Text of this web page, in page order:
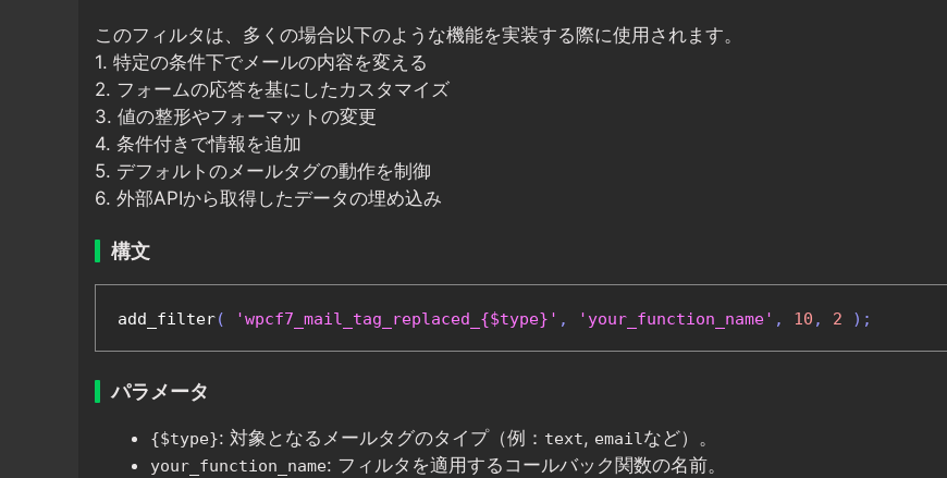
このフィルタは、多くの場合以下のような機能を実装する際に使用されます。
1. 特定の条件下でメールの内容を変える
2. フォームの応答を基にしたカスタマイズ
3. 値の整形やフォーマットの変更
4. 条件付きで情報を追加
5. デフォルトのメールタグの動作を制御
6. 外部APIから取得したデータの埋め込み
構文
add_filter( 'wpcf7_mail_tag_replaced_{$type}' , 'your_function_name' , 10 , 2 );
パラメータ
{$type}: 対象となるメールタグのタイプ（例： text, emailなど）。
your_function_name: フィルタを適用するコールバック関数の名前。